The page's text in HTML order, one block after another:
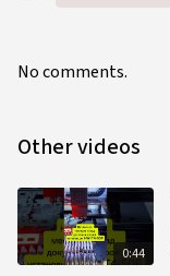
No comments.
Other videos
0:44